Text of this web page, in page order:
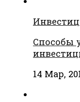
Способы
14 Мар,